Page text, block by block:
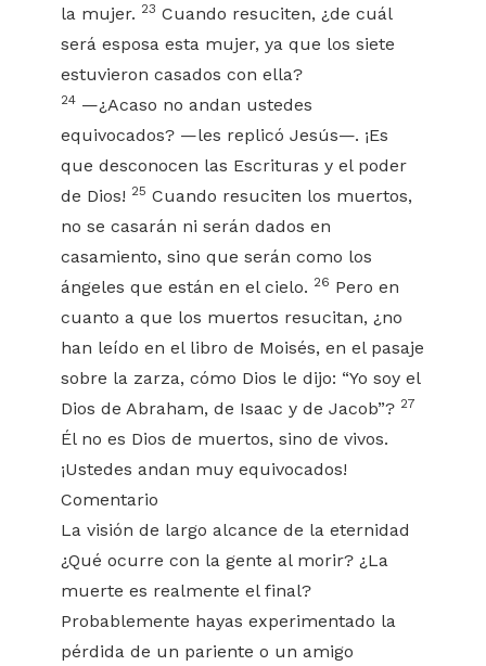
la mujer. 23 Cuando resuciten, ¿de cuál
será esposa esta mujer, ya que los siete
estuvieron casados con ella?
24 —¿Acaso no andan ustedes
equivocados? —les replicó Jesús—. ¡Es
que desconocen las Escrituras y el poder
de Dios! 25 Cuando resuciten los muertos,
no se casarán ni serán dados en
casamiento, sino que serán como los
ángeles que están en el cielo. 26 Pero en
cuanto a que los muertos resucitan, ¿no
han leído en el libro de Moisés, en el pasaje
sobre la zarza, cómo Dios le dijo: “Yo soy el
Dios de Abraham, de Isaac y de Jacob”? 27
Él no es Dios de muertos, sino de vivos.
¡Ustedes andan muy equivocados!
Comentario
La visión de largo alcance de la eternidad
¿Qué ocurre con la gente al morir? ¿La
muerte es realmente el final?
Probablemente hayas experimentado la
pérdida de un pariente o un amigo